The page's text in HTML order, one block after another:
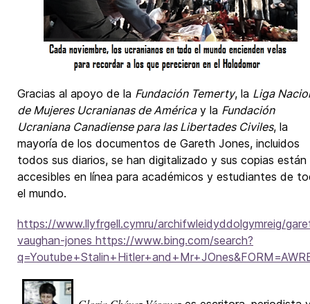
Gracias al apoyo de la Fundación Temerty, la Liga
de Mujeres Ucranianas de Américay la Fundación
Ucraniana Canadiense para las Libertades Civiles, la
mayoría de los documentos de Gareth Jones, incluidos
todos sus diarios, se han digitalizado y sus copias están
accesibles en línea para académicos y estudiantes de
el mundo.
https://www.llyfrgell.cymru/archifwleidyddolgymreig/
vaughan-jones https://www.bing.com/search?